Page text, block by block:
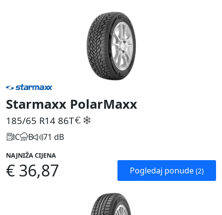
Starmaxx PolarMaxx
185/65 R14 86T
C B 71 dB
NAJNIŽA CIJENA
€ 36,87 Pogledaj ponude (2)